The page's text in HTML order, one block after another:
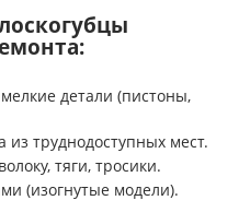
детали (пистоны,
из труднодоступных мест.
тяги, тросики.
(изогнутые модели).